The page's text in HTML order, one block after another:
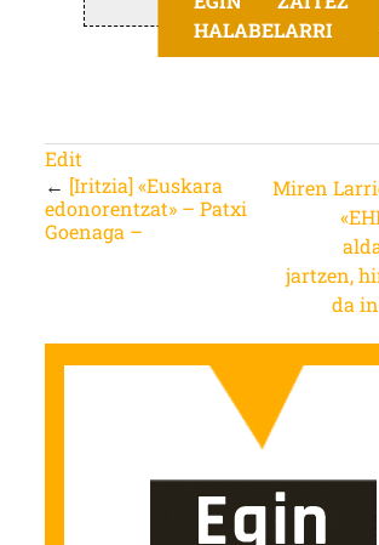
HALABELARRI
Edit
← [Iritzia] «Euskara
edonorentzat» – Patxi
Goenaga –
Miren
jartzen,
da